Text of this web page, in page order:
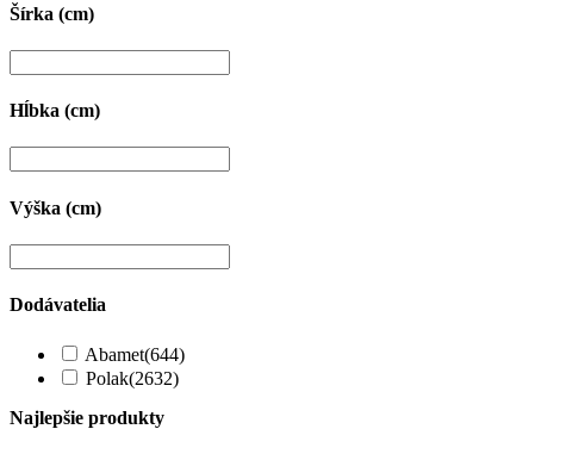
Šírka (cm)
Hĺbka (cm)
Výška (cm)
Dodávatelia
Abamet(644)
Polak(2632)
Najlepšie produkty